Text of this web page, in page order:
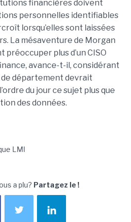
financières doivent
personnelles identifiables
lorsqu’elles sont laissées
La mésaventure de Morgan
préoccuper plus d’un CISO
avance-t-il, considérant
département devrait
du jour ce sujet plus que
des données.
LMI
a plu? Partagez le !